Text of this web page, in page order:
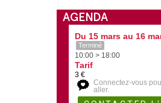
AGENDA
Du 15 mars au 16
Terminé
10:00 > 18:00
Tarif
3 €
Connectez-vous
aller.